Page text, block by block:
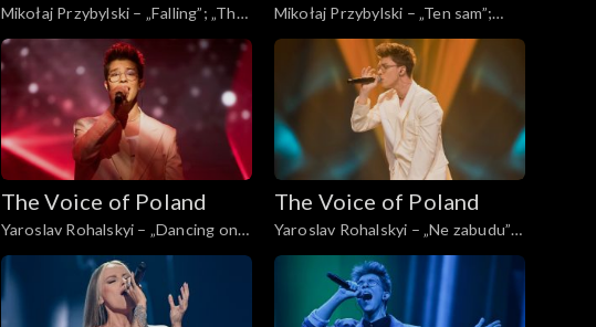
Mikołaj Przybylski – „Falling”; „The
Voice of Poland”, Live, 23 listopada
2024
Mikołaj Przybylski – „Ten sam”;
„The Voice of Poland”, Live, 23
listopada 2024
The Voice of Poland
Yaroslav Rohalskyi – „Dancing on
My Own”; „The Voice of Poland”,
Live, 23 listopada 2024
The Voice of Poland
Yaroslav Rohalskyi – „Ne zabudu”;
„The Voice of Poland”, Live, 23
listopada 2024